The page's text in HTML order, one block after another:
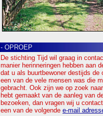
- OPROEP
De stichting Tijd wil graag in
manier herinneringen hebben aan
dat u als buurtbewoner destijds
een van de vele mensen was die
gebracht. Ook zijn we op zoek
hebt gemaakt van de aanleg van
bezoeken, dan vragen wij u
een van de volgende e-mail